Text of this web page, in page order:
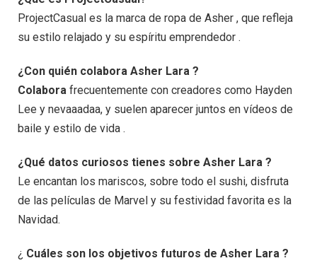
ProjectCasual es la marca de ropa de Asher , que refleja
su estilo relajado y su espíritu emprendedor .
¿Con quién colabora Asher Lara ?
Colabora frecuentemente con creadores como Hayden
Lee y nevaaadaa, y suelen aparecer juntos en vídeos de
baile y estilo de vida .
¿Qué datos curiosos tienes sobre Asher Lara ?
Le encantan los mariscos, sobre todo el sushi, disfruta
de las películas de Marvel y su festividad favorita es la
Navidad.
¿ Cuáles son los objetivos futuros de Asher Lara ?